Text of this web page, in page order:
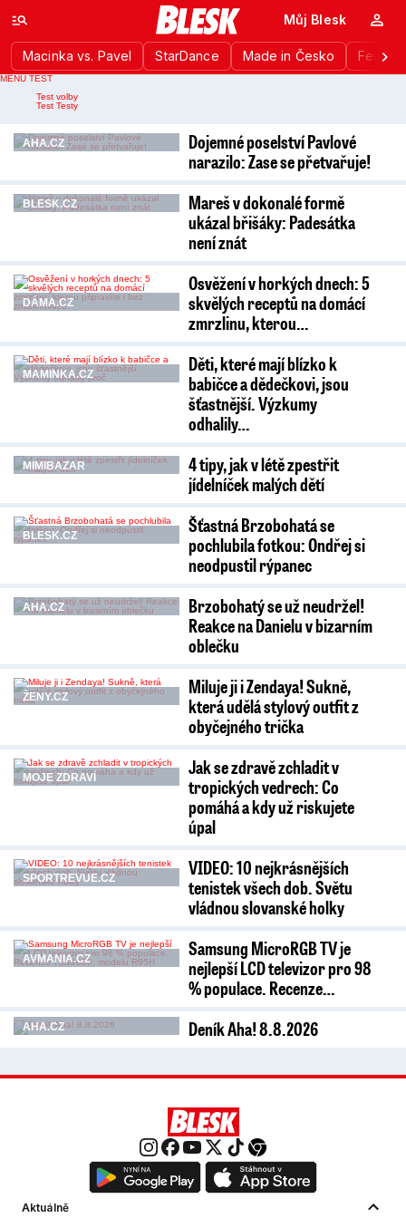
Macinka vs. Pavel StarDance Made in Česko
Můj Blesk
Nahlášení chyby
MENU TEST
Test volby
Test Testy
AHA.CZ
Dojemné poselství Pavlové
narazilo: Zase se přetvařuje!
BLESK.CZ
Mareš v dokonalé formě
ukázal břišáky: Padesátka
není znát
DÁMA.CZ
Osvěžení v horkých dnech: 5
skvělých receptů na domácí
zmrzlinu, kterou…
MAMINKA.CZ
Děti, které mají blízko k
babičce a dědečkovi, jsou
šťastnější. Výzkumy
odhalily…
MIMIBAZAR
4 tipy, jak v létě zpestřit
jídelníček malých dětí
BLESK.CZ
Šťastná Brzobohatá se
pochlubila fotkou: Ondřej si
neodpustil rýpanec
AHA.CZ
Brzobohatý se už neudržel!
Reakce na Danielu v bizarním
oblečku
ŽENY.CZ
Miluje ji i Zendaya! Sukně,
která udělá stylový outfit z
obyčejného trička
MOJE ZDRAVÍ
Jak se zdravě zchladit v
tropických vedrech: Co
pomáhá a kdy už riskujete
úpal
SPORTREVUE.CZ
VIDEO: 10 nejkrásnějších
tenistek všech dob. Světu
vládnou slovanské holky
AVMANIA.CZ
Samsung MicroRGB TV je
nejlepší LCD televizor pro 98
% populace. Recenze…
AHA.CZ Deník Aha! 8.8.2026
Aktuálně